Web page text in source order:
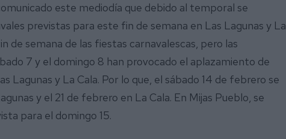
este mediodía que debido al temporal se
previstas para este fin de semana en Las Lagunas y La
de semana de las fiestas carnavalescas, pero las
7 y el domingo 8 han provocado el aplazamiento de
Lagunas y La Cala. Por lo que, el sábado 14 de febrero se
y el 21 de febrero en La Cala. En Mijas Pueblo, se
para el domingo 15.